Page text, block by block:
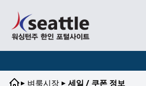
▸ 벼룩시장 ▸ 세일 / 쿠폰 정보